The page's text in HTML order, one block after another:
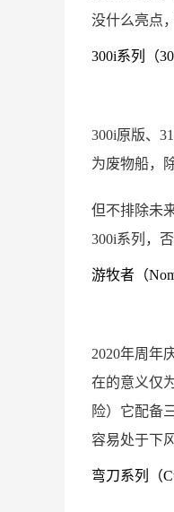
没什么亮点
300i系列（
300i原版、
为废物船，
但不排除未
300i系列，
游牧者（
2020年周年
在的意义仅
险）它配备
容易处于下风
弯刀系列（